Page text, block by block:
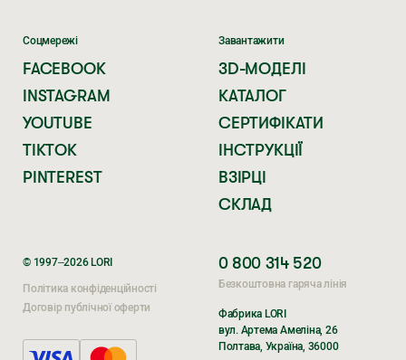
© 1997–2026 LORI
Політика конфіденційності
Договір публічної оферти
Соцмережі
FACEBOOK
INSTAGRAM
YOUTUBE
TIKTOK
PINTEREST
Завантажити
3D-МОДЕЛІ
КАТАЛОГ
СЕРТИФІКАТИ
ІНСТРУКЦІЇ
ВЗІРЦІ
СКЛАД
0 800 314 520
Безкоштовна гаряча лінія
Фабрика LORI
вул. Артема Амеліна, 26
Полтава, Україна, 36000